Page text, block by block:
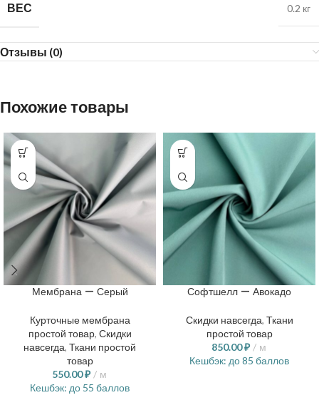
ВЕС
0.2 кг
Отзывы (0)
Похожие товары
Мембрана — Серый
Курточные мембрана
простой товар, Скидки
навсегда, Ткани простой
товар
550.00₽
м
Кешбэк: до 55 баллов
Софтшелл — Авокадо
Скидки навсегда, Ткани
простой товар
850.00₽
м
Кешбэк: до 85 баллов